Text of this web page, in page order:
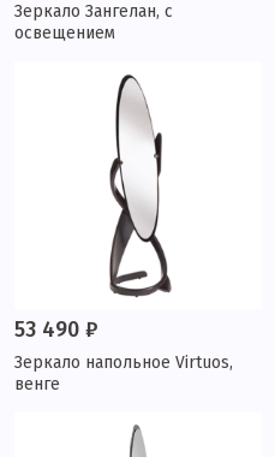
Зеркало Зангелан, с
освещением
53 490 ₽
Зеркало напольное Virtuos,
венге